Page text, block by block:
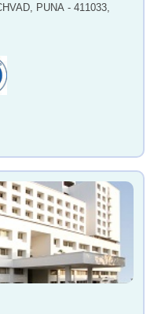
PUNA - 411033,